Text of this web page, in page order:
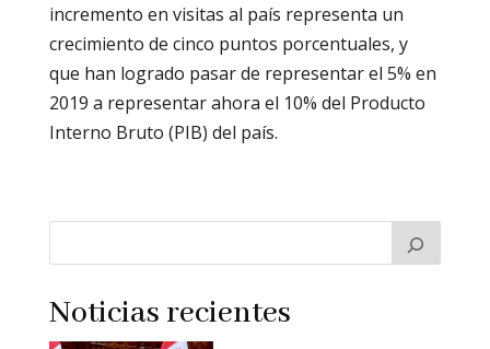
incremento en visitas al país representa un
crecimiento de cinco puntos porcentuales, y
que han logrado pasar de representar el 5% en
2019 a representar ahora el 10% del Producto
Interno Bruto (PIB) del país.
Noticias recientes